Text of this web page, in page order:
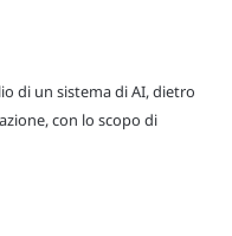
di un sistema di AI, dietro
con lo scopo di